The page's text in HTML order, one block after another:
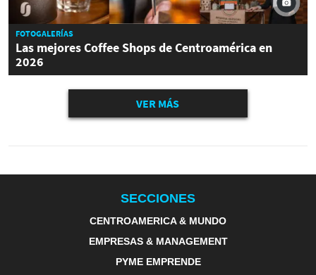
FOTOGALERÍAS
Las mejores Coffee Shops de Centroamérica en
2026
VER MÁS
SECCIONES
CENTROAMERICA & MUNDO
EMPRESAS & MANAGEMENT
PYME EMPRENDE